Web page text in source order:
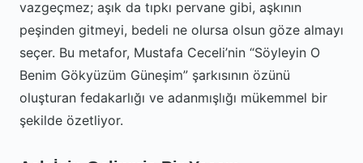
vazgeçmez; aşık da tıpkı pervane gibi, aşkının
peşinden gitmeyi, bedeli ne olursa olsun göze almayı
seçer. Bu metafor, Mustafa Ceceli’nin “Söyleyin O
Benim Gökyüzüm Güneşim” şarkısının özünü
oluşturan fedakarlığı ve adanmışlığı mükemmel bir
şekilde özetliyor.